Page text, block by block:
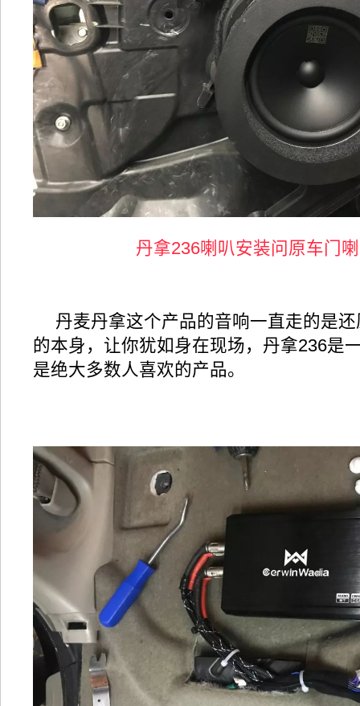
丹拿236喇叭安装问原车门
丹麦丹拿这个产品的音响一直走的是
的本身，让你犹如身在现场，丹拿236是
是绝大多数人喜欢的产品。